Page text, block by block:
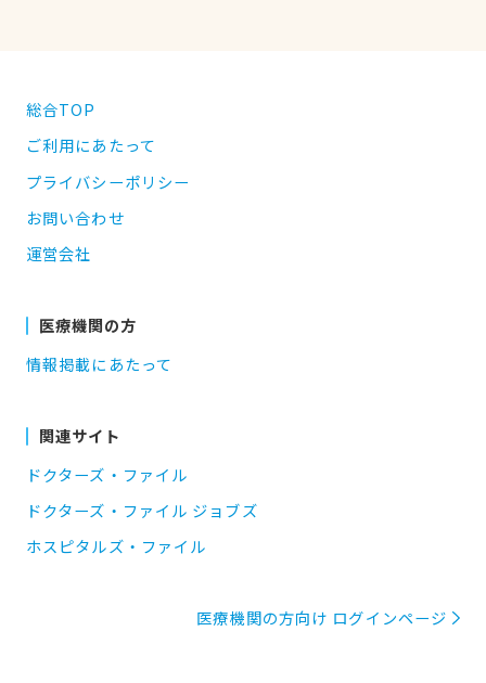
総合TOP
ご利用にあたって
プライバシーポリシー
お問い合わせ
運営会社
医療機関の方
情報掲載にあたって
関連サイト
ドクターズ・ファイル
ドクターズ・ファイル ジョブズ
ホスピタルズ・ファイル
医療機関の方向け ログインページ